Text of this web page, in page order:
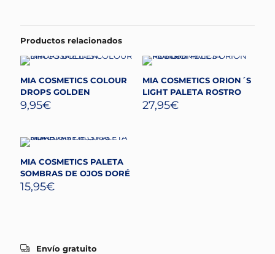
Productos relacionados
MIA COSMETICS COLOUR
DROPS GOLDEN
9,95€
MIA COSMETICS ORION´S
LIGHT PALETA ROSTRO
27,95€
MIA COSMETICS PALETA
SOMBRAS DE OJOS DORÉ
15,95€
Envío gratuito